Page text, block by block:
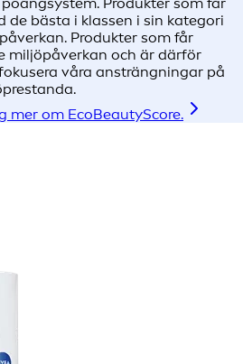
de bästa i klassen i sin kategori
Produkter som får
miljöpåverkan och är därför
våra ansträngningar på
mer om EcoBeautyScore.